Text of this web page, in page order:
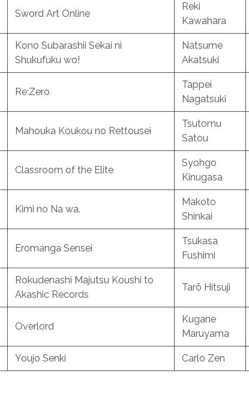
Sword Art Online
Reki
Kawahara
Kono Subarashii Sekai ni
Shukufuku wo!
Natsume
Akatsuki
Re:Zero
Tappei
Nagatsuki
Mahouka Koukou no Rettousei
Tsutomu
Satou
Classroom of the Elite
Syohgo
Kinugasa
Kimi no Na wa.
Makoto
Shinkai
Eromanga Sensei
Tsukasa
Fushimi
Rokudenashi Majutsu Koushi to
Akashic Records
Tarō Hitsuji
Overlord
Kugane
Maruyama
Youjo Senki Carlo Zen